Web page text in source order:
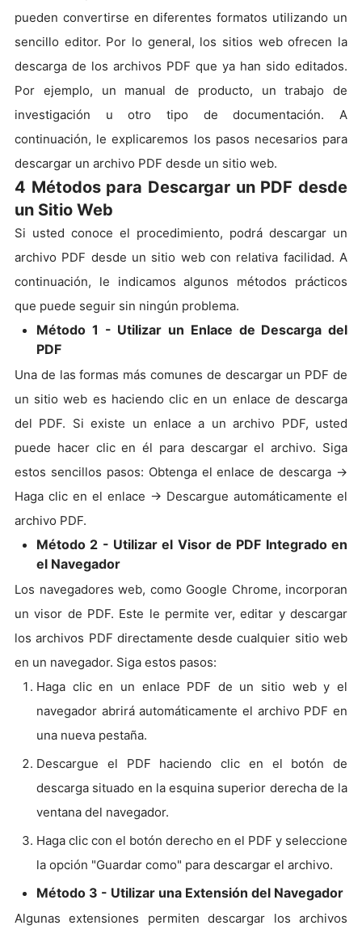
pueden convertirse en diferentes formatos utilizando un
sencillo editor. Por lo general, los sitios web ofrecen la
descarga de los archivos PDF que ya han sido editados.
Por ejemplo, un manual de producto, un trabajo de
investigación u otro tipo de documentación. A
continuación, le explicaremos los pasos necesarios para
descargar un archivo PDF desde un sitio web.
4 Métodos para Descargar un PDF desde
un Sitio Web
Si usted conoce el procedimiento, podrá descargar un
archivo PDF desde un sitio web con relativa facilidad. A
continuación, le indicamos algunos métodos prácticos
que puede seguir sin ningún problema.
Método 1 - Utilizar un Enlace de Descarga del
PDF
Una de las formas más comunes de descargar un PDF de
un sitio web es haciendo clic en un enlace de descarga
del PDF. Si existe un enlace a un archivo PDF, usted
puede hacer clic en él para descargar el archivo. Siga
estos sencillos pasos: Obtenga el enlace de descarga ->
Haga clic en el enlace -> Descargue automáticamente el
archivo PDF.
Método 2 - Utilizar el Visor de PDF Integrado en
el Navegador
Los navegadores web, como Google Chrome, incorporan
un visor de PDF. Este le permite ver, editar y descargar
los archivos PDF directamente desde cualquier sitio web
en un navegador. Siga estos pasos:
Haga clic en un enlace PDF de un sitio web y el
navegador abrirá automáticamente el archivo PDF en
una nueva pestaña.
Descargue el PDF haciendo clic en el botón de
descarga situado en la esquina superior derecha de la
ventana del navegador.
Haga clic con el botón derecho en el PDF y seleccione
la opción "Guardar como" para descargar el archivo.
Método 3 - Utilizar una Extensión del Navegador
Algunas extensiones permiten descargar los archivos